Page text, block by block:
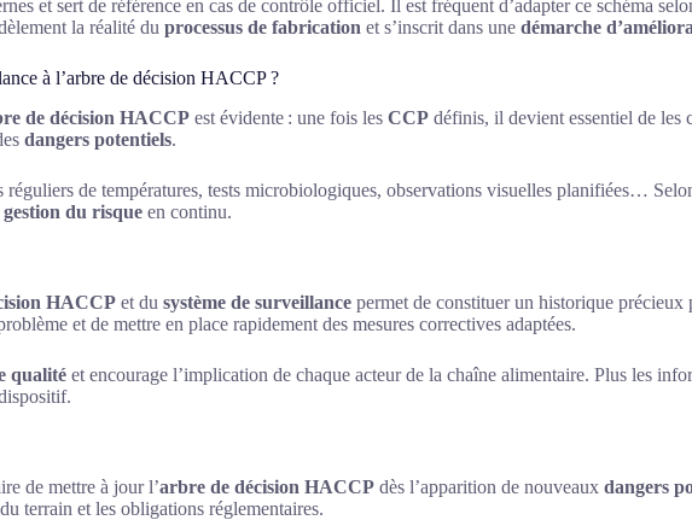
et sert de référence en cas de contrôle officiel. Il est fréquent d’adapter ce schéma
la réalité du processus de fabrication et s’inscrit dans une démarche
à l’arbre de décision HACCP ?
de décision HACCP est évidente : une fois les CCP définis, il devient essentiel de
dangers potentiels.
de températures, tests microbiologiques, observations visuelles planifiées…
gestion du risque en continu.
HACCP et du système de surveillance permet de constituer un historique précieux
et de mettre en place rapidement des mesures correctives adaptées.
qualité et encourage l’implication de chaque acteur de la chaîne alimentaire. Plus les
de mettre à jour l’arbre de décision HACCP dès l’apparition de nouveaux dangers
terrain et les obligations réglementaires.